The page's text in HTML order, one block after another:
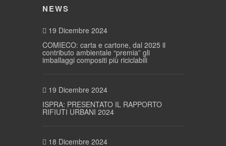
NEWS
19 Dicembre 2024
COMIECO: carta e cartone, dal 2025 il
contributo ambientale “premia” gli
imballaggi compositi più riciclabili
19 Dicembre 2024
ISPRA: PRESENTATO IL RAPPORTO
RIFIUTI URBANI 2024
18 Dicembre 2024